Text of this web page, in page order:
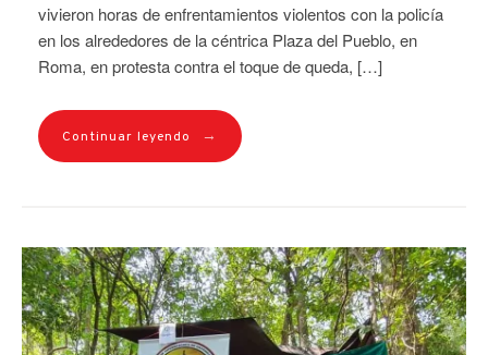
vivieron horas de enfrentamientos violentos con la policía
en los alrededores de la céntrica Plaza del Pueblo, en
Roma, en protesta contra el toque de queda, […]
Continuar leyendo →